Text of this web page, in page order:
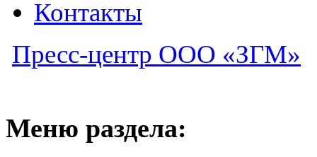
Контакты
Пресс-центр ООО «ЗГМ»
Меню раздела: